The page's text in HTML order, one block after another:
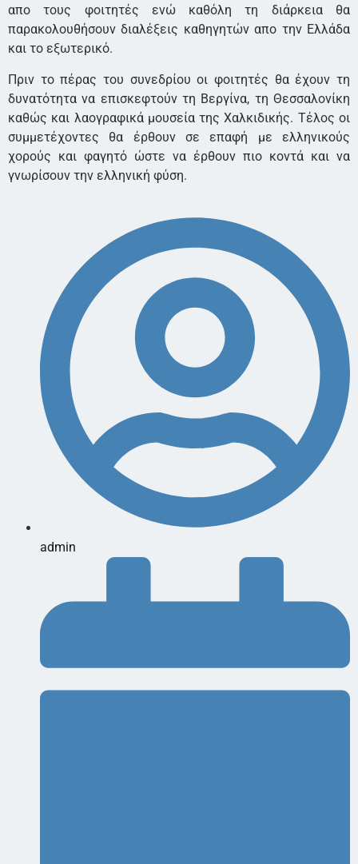
απο τους φοιτητές ενώ καθόλη τη διάρκεια θα
παρακολουθήσουν διαλέξεις καθηγητών απο την Ελλάδα
και το εξωτερικό.
Πριν το πέρας του συνεδρίου οι φοιτητές θα έχουν τη
δυνατότητα να επισκεφτούν τη Βεργίνα, τη Θεσσαλονίκη
καθώς και λαογραφικά μουσεία της Χαλκιδικής. Τέλος οι
συμμετέχοντες θα έρθουν σε επαφή με ελληνικούς
χορούς και φαγητό ώστε να έρθουν πιο κοντά και να
γνωρίσουν την ελληνική φύση.
admin